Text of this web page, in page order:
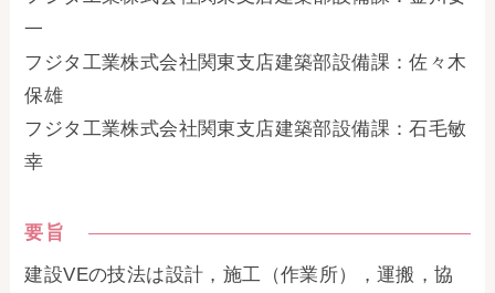
一
フジタ工業株式会社関東支店建築部設備課：佐々木
保雄
フジタ工業株式会社関東支店建築部設備課：石毛敏
幸
要旨
建設VEの技法は設計，施工（作業所），運搬，協